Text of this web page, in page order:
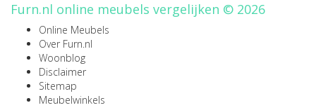
Furn.nl online meubels vergelijken © 2026
Online Meubels
Over Furn.nl
Woonblog
Disclaimer
Sitemap
Meubelwinkels